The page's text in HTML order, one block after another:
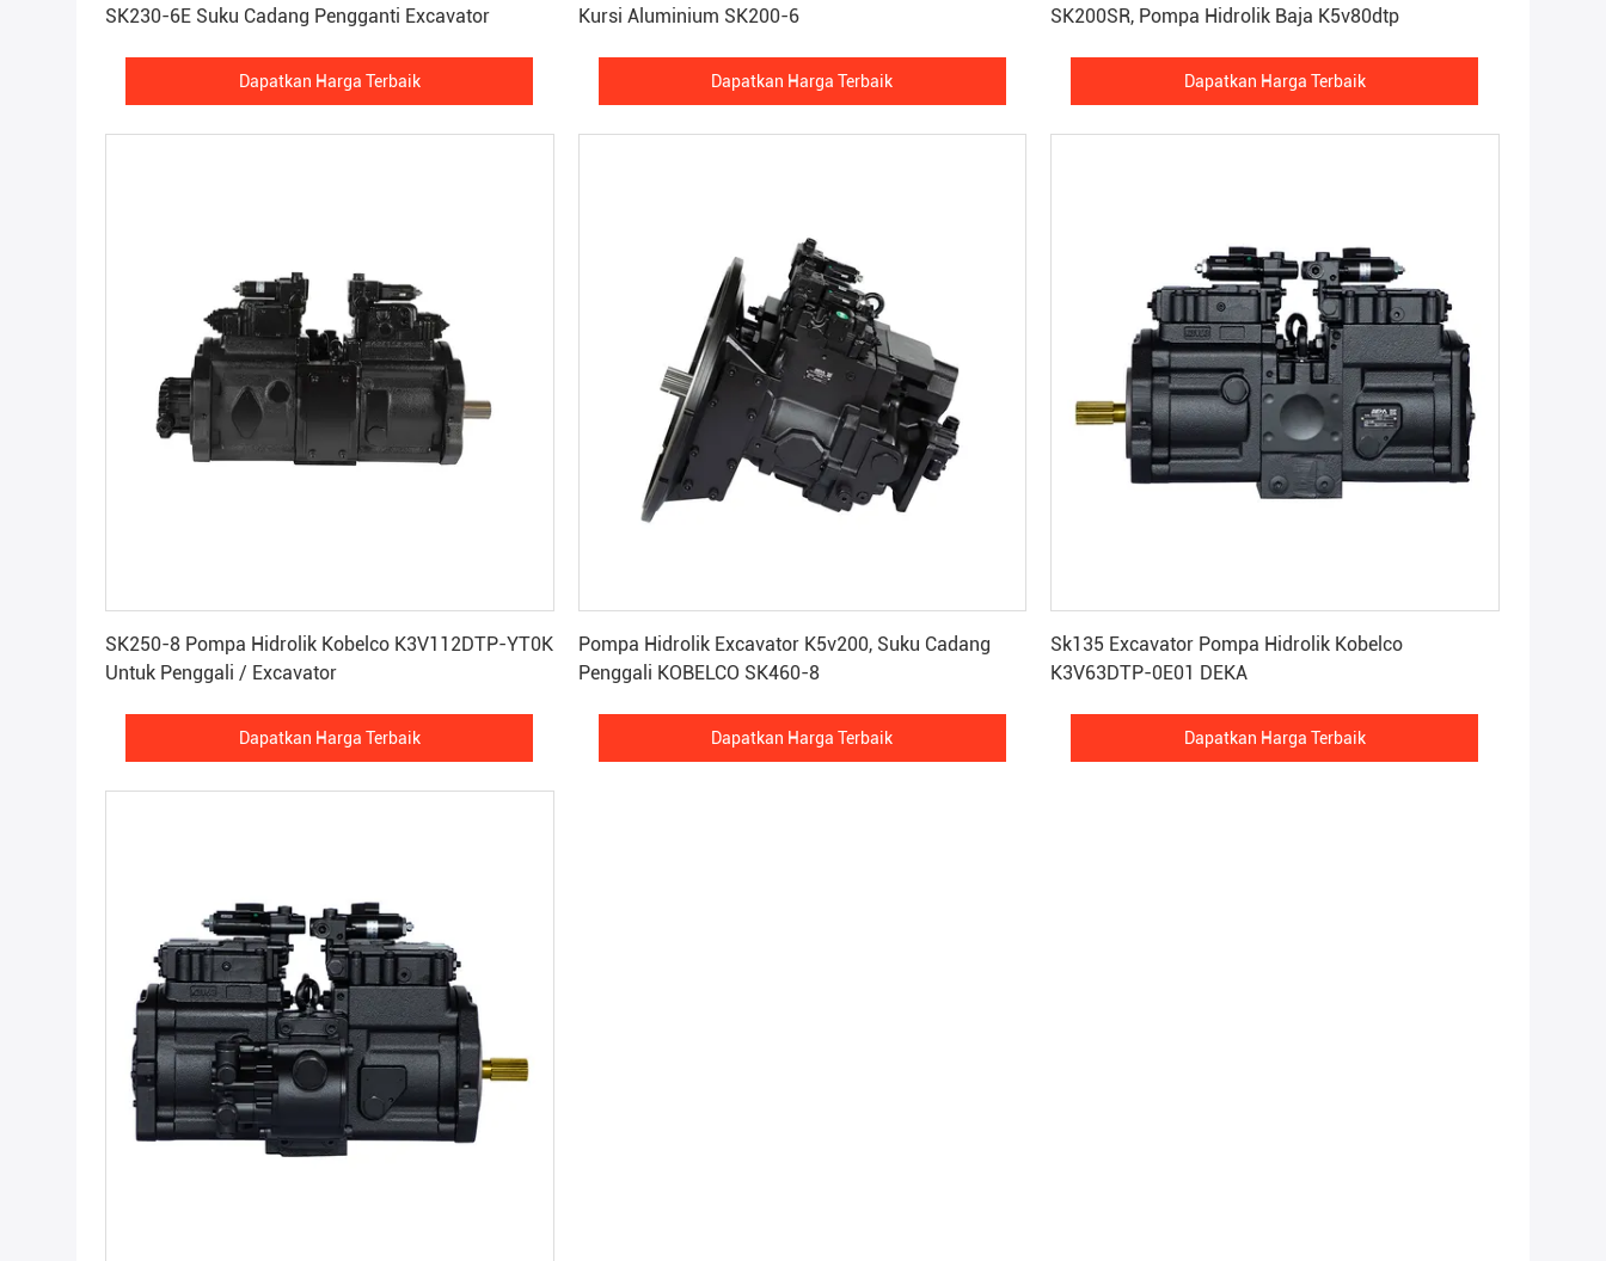
SK230-6E Suku Cadang Pengganti Excavator
Dapatkan Harga Terbaik
Kursi Aluminium SK200-6
Dapatkan Harga Terbaik
SK200SR, Pompa Hidrolik Baja K5v80dtp
Dapatkan Harga Terbaik
SK250-8 Pompa Hidrolik Kobelco K3V112DTP-YT0K
Untuk Penggali / Excavator
Dapatkan Harga Terbaik
Pompa Hidrolik Excavator K5v200, Suku Cadang
Penggali KOBELCO SK460-8
Dapatkan Harga Terbaik
Sk135 Excavator Pompa Hidrolik Kobelco
K3V63DTP-0E01 DEKA
Dapatkan Harga Terbaik